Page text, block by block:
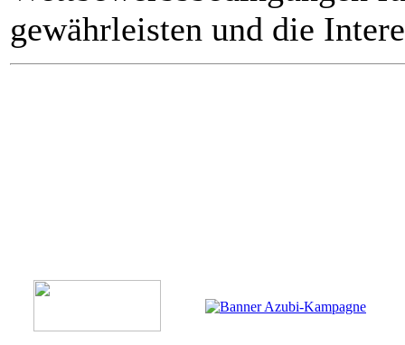
gewährleisten und die